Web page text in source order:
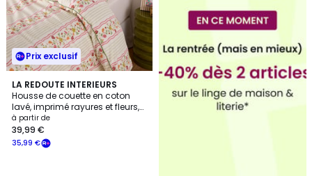
Prix exclusif
LA REDOUTE INTERIEURS
Housse de couette en coton
lavé, imprimé rayures et fleurs,
FABIOLA
à partir de
35,99 €
39,99 €